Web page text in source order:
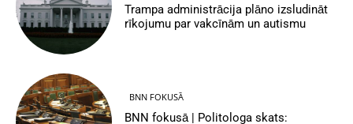
Trampa administrācija plāno izsludināt
rīkojumu par vakcīnām un autismu
BNN FOKUSĀ
BNN fokusā | Politologa skats: